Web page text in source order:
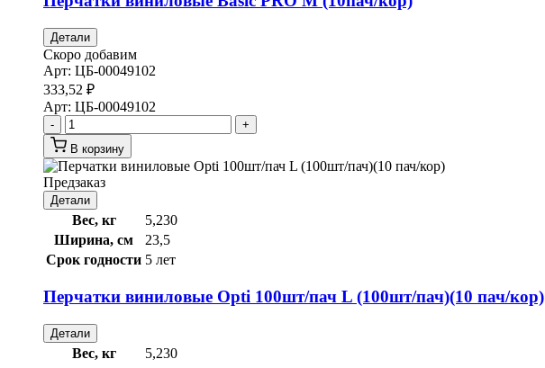
Детали
Скоро добавим
Арт: ЦБ-00049102
333,52 ₽
Арт: ЦБ-00049102
-
+
В корзину
Предзаказ
Детали
Вес, кг
5,230
Ширина, см
23,5
Срок годности 5 лет
Перчатки виниловые Opti 100шт/пач L (100шт/пач)(10 пач/кор)
Детали
Вес, кг
5,230